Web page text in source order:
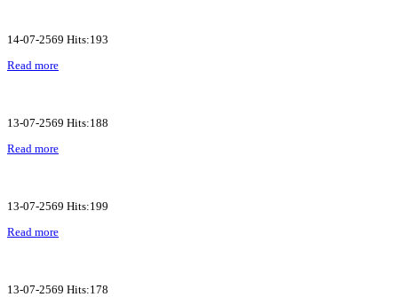
14-07-2569 Hits:193
Read more
13-07-2569 Hits:188
Read more
13-07-2569 Hits:199
Read more
13-07-2569 Hits:178